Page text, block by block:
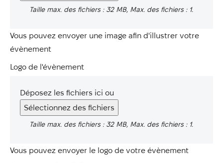
Taille max. des fichiers : 32 MB, Max. des fichiers : 1.
Vous pouvez envoyer une image afin d'illustrer votre
évènement
Logo de l'évènement
Déposez les fichiers ici ou
Sélectionnez des fichiers
Taille max. des fichiers : 32 MB, Max. des fichiers : 1.
Vous pouvez envoyer le logo de votre évènement